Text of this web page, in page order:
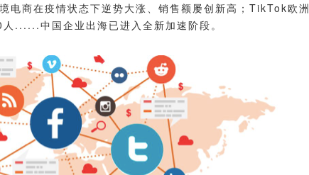
电商在疫情状态下逆势大涨、销售额屡创新高；TikTok欧洲
......中国企业出海已进入全新加速阶段。